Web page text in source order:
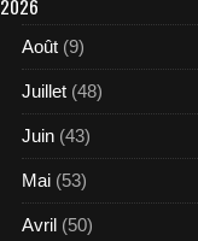
2026
Août (9)
Juillet (48)
Juin (43)
Mai (53)
Avril (50)